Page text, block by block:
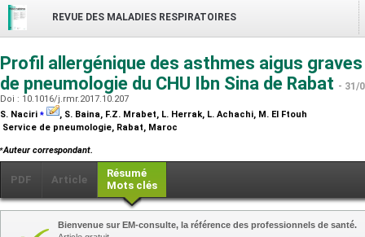
REVUE DES MALADIES RESPIRATOIRES
Profil allergénique des asthmes aigus
de pneumologie du CHU Ibn Sina de Rabat - 31/
Doi : 10.1016/j.rmr.2017.10.207
S. Naciri ⁎
, S. Baina, F.Z. Mrabet, L. Herrak, L. Achachi, M. El Ftouh
Service de pneumologie, Rabat, Maroc
⁎Auteur correspondant.
PDF Article
Résumé
Mots clés
Bienvenue sur EM-consulte, la référence des professionnels de santé.